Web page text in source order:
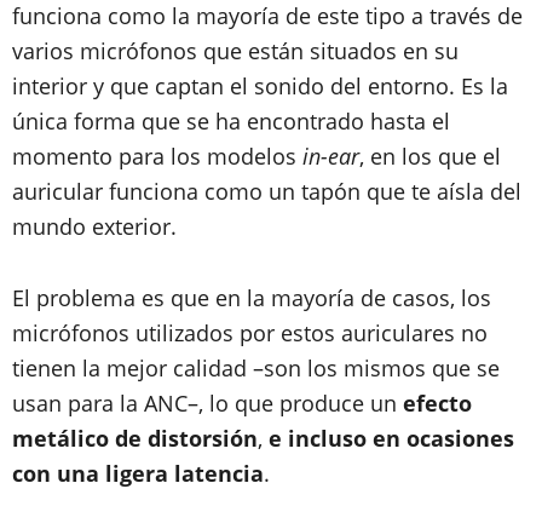
funciona como la mayoría de este tipo a través de
varios micrófonos que están situados en su
interior y que captan el sonido del entorno. Es la
única forma que se ha encontrado hasta el
momento para los modelos in-ear, en los que el
auricular funciona como un tapón que te aísla del
mundo exterior.
El problema es que en la mayoría de casos, los
micrófonos utilizados por estos auriculares no
tienen la mejor calidad –son los mismos que se
usan para la ANC–, lo que produce un efecto
metálico de distorsión, e incluso en ocasiones
con una ligera latencia.